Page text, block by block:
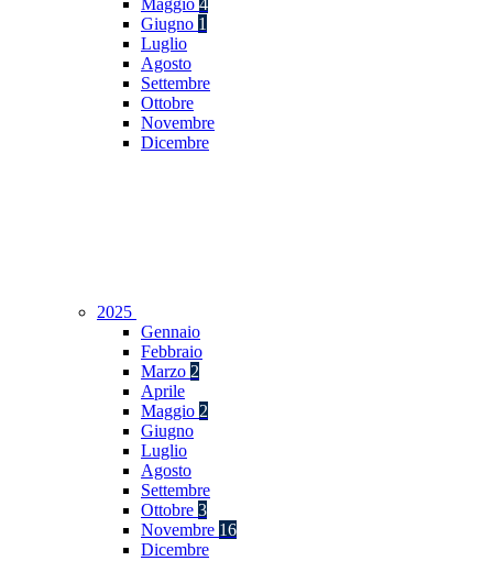
Maggio 4
Giugno 1
Luglio
Agosto
Settembre
Ottobre
Novembre
Dicembre
2025
Gennaio
Febbraio
Marzo 2
Aprile
Maggio 2
Giugno
Luglio
Agosto
Settembre
Ottobre 3
Novembre 16
Dicembre